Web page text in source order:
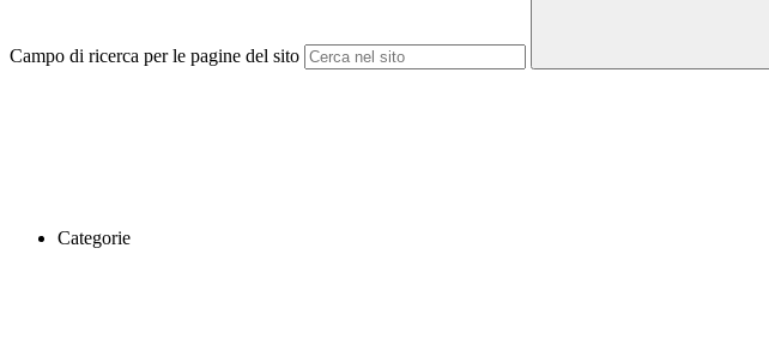
Campo di ricerca per le pagine del sito
Categorie